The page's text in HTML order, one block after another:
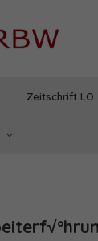
Zeitschrift LO